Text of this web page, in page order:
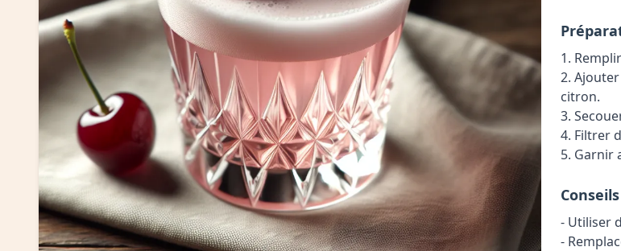
1.
2.
citron.
3.
4. Filtrer
5. Garnir
- Utiliser
-